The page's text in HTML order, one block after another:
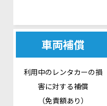
車両補償
利用中のレンタカーの損
害に対する補償
（免責額あり）